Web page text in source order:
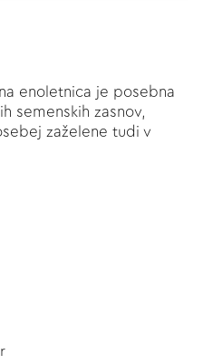
enoletnica je posebna
semenskih zasnov,
zaželene tudi v